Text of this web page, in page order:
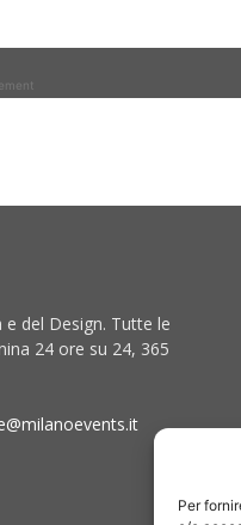
Per
del Design. Tutte le
24 ore su 24, 365